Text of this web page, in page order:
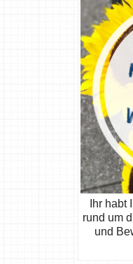
Ihr
rund um
und